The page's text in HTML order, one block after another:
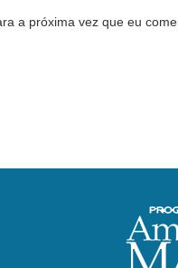
a próxima vez que eu